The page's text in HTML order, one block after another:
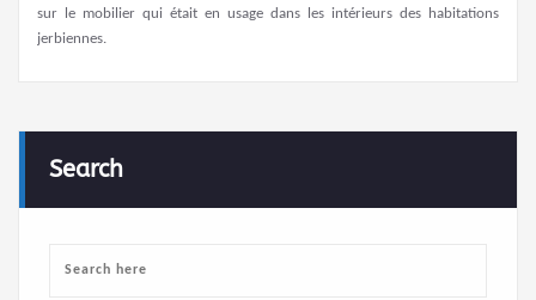
sur le mobilier qui était en usage dans les intérieurs des habitations
jerbiennes.
Search